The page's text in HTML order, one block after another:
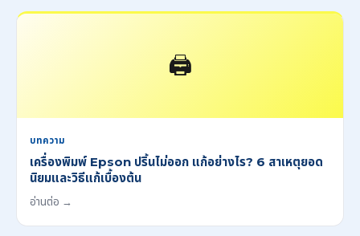
🖨️
บทความ
เครื่องพิมพ์ Epson ปริ้นไม่ออก แก้อย่างไร? 6 สาเหตุยอด
นิยมและวิธีแก้เบื้องต้น
อ่านต่อ →